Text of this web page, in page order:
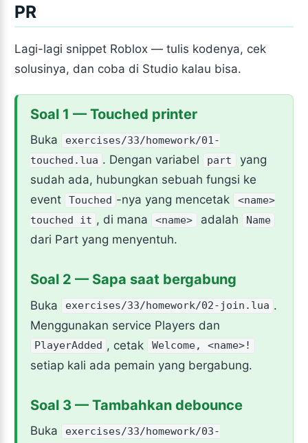
PR
Lagi-lagi snippet Roblox — tulis kodenya, cek
solusinya, dan coba di Studio kalau bisa.
Soal 1 — Touched printer
Buka
exercises/33/homework/01-
touched.lua . Dengan variabel part
yang
sudah ada, hubungkan sebuah fungsi ke
event
Touched -nya yang mencetak
<name>
touched it , di mana <name> adalah Name
dari Part yang menyentuh.
Soal 2 — Sapa saat bergabung
Buka exercises/33/homework/02-join.lua .
Menggunakan service Players dan
PlayerAdded , cetak Welcome, <name>!
setiap kali ada pemain yang bergabung.
Soal 3 — Tambahkan debounce
Buka
exercises/33/homework/03-